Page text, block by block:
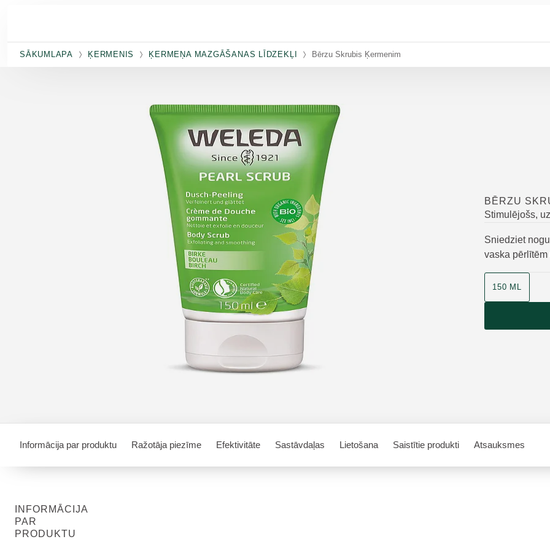
SĀKUMLAPA ĶERMENIS ĶERMEŅA MAZGĀŠANAS LĪDZEKĻI Bērzu Skrubis Ķermenim
BĒRZU
Stimulējošs,
Sniedziet
vaska
150 ML
Informācija par produktu Ražotāja piezīme Efektivitāte Sastāvdaļas Lietošana Saistītie produkti Atsauksmes
INFORMĀCIJA
PAR
PRODUKTU